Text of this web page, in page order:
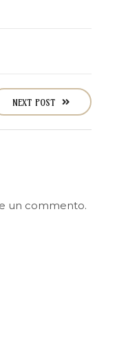
NEXT POST
un commento.